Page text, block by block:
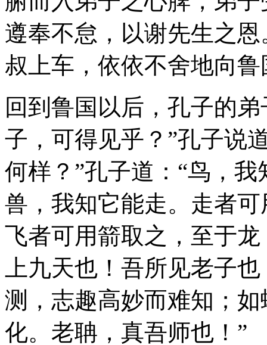
遵奉不怠，以谢先生之
叔上车，依依不舍地向
回到鲁国以后，孔子的
子，可得见乎？”孔子说
何样？”孔子道：“鸟，
兽，我知它能走。走者
飞者可用箭取之，至于
上九天也！吾所见老子
测，志趣高妙而难知；
化。老聃，真吾师也！”